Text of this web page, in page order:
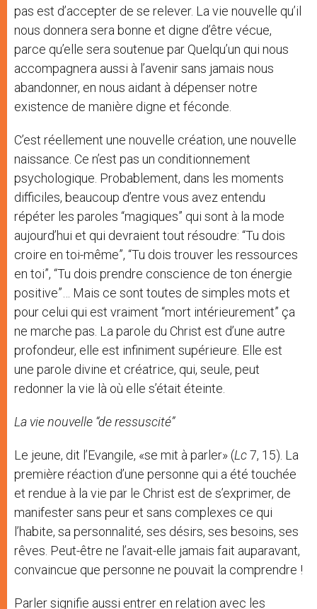
pas est d’accepter de se relever. La vie nouvelle qu’il
nous donnera sera bonne et digne d’être vécue,
parce qu’elle sera soutenue par Quelqu’un qui nous
accompagnera aussi à l’avenir sans jamais nous
abandonner, en nous aidant à dépenser notre
existence de manière digne et féconde.
C’est réellement une nouvelle création, une nouvelle
naissance. Ce n’est pas un conditionnement
psychologique. Probablement, dans les moments
difficiles, beaucoup d’entre vous avez entendu
répéter les paroles “magiques” qui sont à la mode
aujourd’hui et qui devraient tout résoudre: “Tu dois
croire en toi-même”, “Tu dois trouver les ressources
en toi”, “Tu dois prendre conscience de ton énergie
positive”… Mais ce sont toutes de simples mots et
pour celui qui est vraiment “mort intérieurement” ça
ne marche pas. La parole du Christ est d’une autre
profondeur, elle est infiniment supérieure. Elle est
une parole divine et créatrice, qui, seule, peut
redonner la vie là où elle s’était éteinte.
La vie nouvelle “de ressuscité”
Le jeune, dit l’Evangile, «se mit à parler» (Lc7, 15). La
première réaction d’une personne qui a été touchée
et rendue à la vie par le Christ est de s’exprimer, de
manifester sans peur et sans complexes ce qui
l’habite, sa personnalité, ses désirs, ses besoins, ses
rêves. Peut-être ne l’avait-elle jamais fait auparavant,
convaincue que personne ne pouvait la comprendre !
Parler signifie aussi entrer en relation avec les